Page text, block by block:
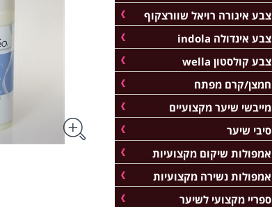
צבע איגורה רויאל שוורצקוף
צבע אינדולה indola
צבע קולסטון wella
חמצן/קרם מפתח
מייבשי שיער מקצועיים
סיבי שיער
אמפולות שיקום מקצועיות
אמפולות נשירה מקצועיות
ספריי מקצועי לשיער